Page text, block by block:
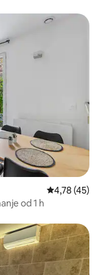
Prosječna
4,78 (45)
od 1 h
gosti”